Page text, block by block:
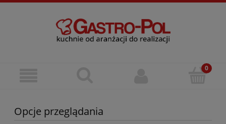
Opcje przeglądania